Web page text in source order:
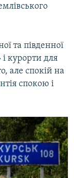
та південної
і курорти для
але спокій на
спокою і